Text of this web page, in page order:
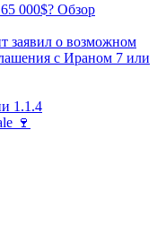
000$? Обзор
заявил о возможном
с Ираном 7 или
1.1.4
🍷